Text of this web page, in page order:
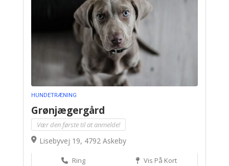
HUNDETRÆNING
Grønjægergård
Vær den første til at anmelde!
Lisebyvej 19, 4792 Askeby
Ring Vis På Kort